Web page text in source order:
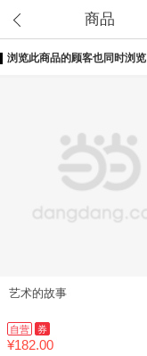
商品
浏览此商品的顾客也同时浏览
艺术的故事
自营 券
¥182.00